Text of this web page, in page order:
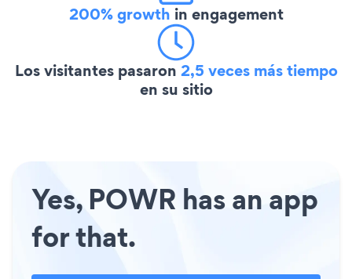
200% growth in engagement
Los visitantes pasaron 2,5 veces más tiempo
en su sitio
Yes, POWR has an app
for that.